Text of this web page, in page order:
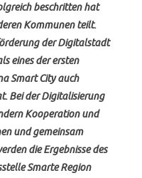
beschritten hat
Kommunen teilt.
der Digitalstadt
eines der ersten
SmartCity auch
Bei der Digitalisierung
Kooperation und
undgemeinsam
die Ergebnisse des
Smarte Region